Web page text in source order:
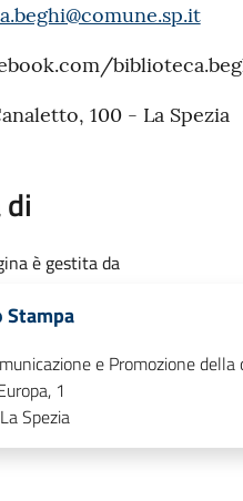
100 - La Spezia
è gestita da
Stampa
e Promozione
1
La Spezia